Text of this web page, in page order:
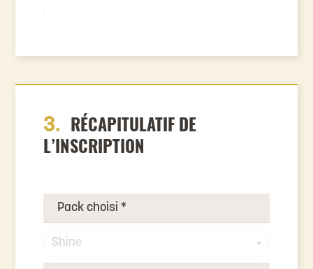
3.
RÉCAPITULATIF DE
L’INSCRIPTION
Pack choisi *